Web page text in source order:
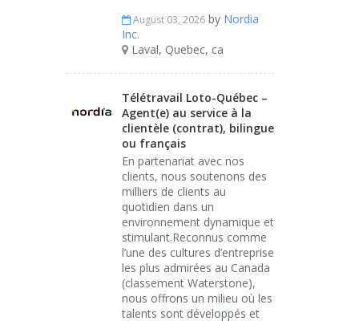
August 03, 2026 by Nordia
Inc.
Laval, Quebec, ca
Télétravail Loto-Québec –
Agent(e) au service à la
clientèle (contrat), bilingue
ou français
En partenariat avec nos
clients, nous soutenons des
milliers de clients au
quotidien dans un
environnement dynamique et
stimulant.Reconnus comme
l’une des cultures d’entreprise
les plus admirées au Canada
(classement Waterstone),
nous offrons un milieu où les
talents sont développés et